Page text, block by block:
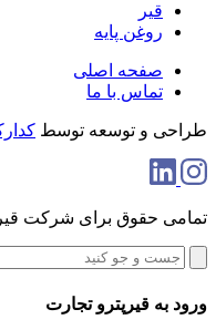
قیر
روغن پایه
صفحه اصلی
تماس با ما
طراحی و توسعه توسط
تمامی حقوق برای شرکت
ورود به قیرپترو تجارت